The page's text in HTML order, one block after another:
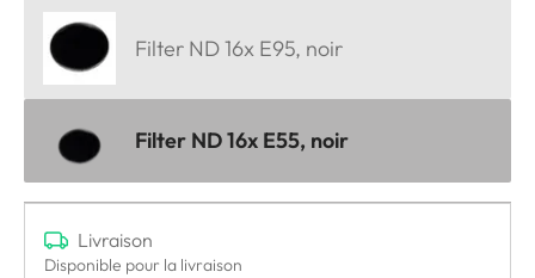
Filter ND 16x E95, noir
Filter ND 16x E55, noir
Livraison
Disponible pour la livraison